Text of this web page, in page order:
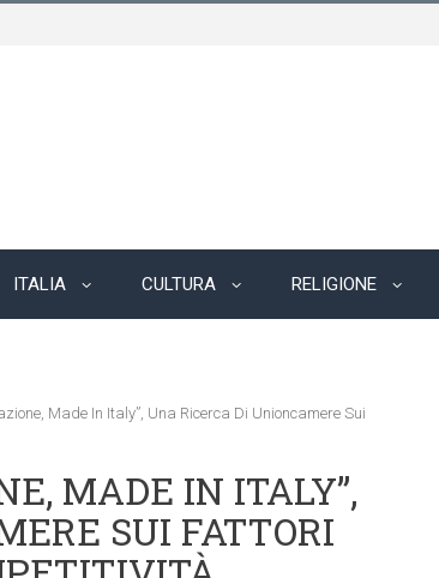
ITALIA CULTURA RELIGIONE
Made In Italy”, Una Ricerca Di Unioncamere Sui
MADE IN ITALY”,
SUI FATTORI